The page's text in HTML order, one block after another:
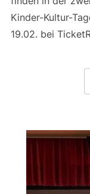
Kinder-Kultur-
19.02. bei